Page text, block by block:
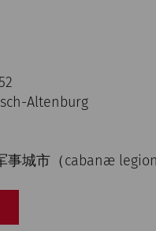
Altenburg
事城市（cabanæ